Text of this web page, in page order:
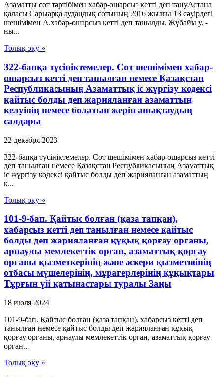
Азаматты сот тәртібімен хабар-ошарсыз кетті деп тануАстана
қаласы Сарыарқа аудандық сотының 2016 жылғы 13 сәуірдегі
шешімімен А.хабар-ошарсыз кетті деп танылды. Жұбайы у. -
ны...
Толық оқу »
322-бапқа түсініктемелер. Сот шешімімен хабар-
ошарсыз кетті деп танылған немесе Қазақстан
Республикасының Азаматтық іс жүргізу кодексі
қайтыс болды деп жарияланған азаматтың
келуінің немесе болатын жерін анықтаудың
салдары
22 декабря 2023
322-бапқа түсініктемелер. Сот шешімімен хабар-ошарсыз кетті
деп танылған немесе Қазақстан Республикасының Азаматтық
іс жүргізу кодексі қайтыс болды деп жарияланған азаматтың
к...
Толық оқу »
101-9-бап. Қайтыс болған (қаза тапқан),
хабарсыз кетті деп танылған немесе қайтыс
болды деп жарияланған құқық қорғау органы,
арнаулы мемлекеттік орган, азаматтық қорғау
органы қызметкерінің және әскери қызметшінің
отбасы мүшелерінің, мұрагерлерінің құқықтары
Тұрғын үй қатынастары туралы Заңы
18 июля 2024
101-9-бап. Қайтыс болған (қаза тапқан), хабарсыз кетті деп
танылған немесе қайтыс болды деп жарияланған құқық
қорғау органы, арнаулы мемлекеттік орган, азаматтық қорғау
орган...
Толық оқу »